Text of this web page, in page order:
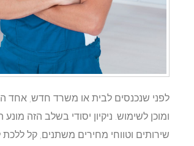
לפני שנכנסים לבית או משרד חדש, אחד
ומוכן לשימוש. ניקיון יסודי בשלב הזה
שירותים וטווחי מחירים משתנים, קל